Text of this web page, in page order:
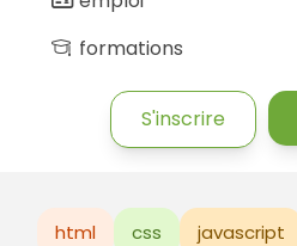
formations
S'inscrire
html css javascript